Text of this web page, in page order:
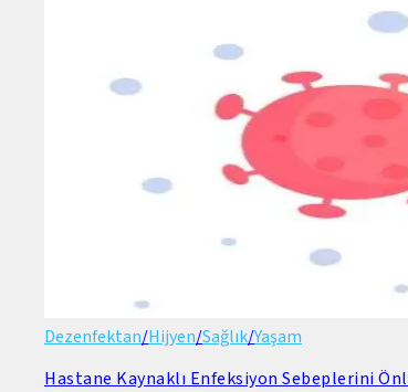
Dezenfektan/Hijyen/Sağlık/Yaşam
Hastane Kaynaklı Enfeksiyon Sebeplerini